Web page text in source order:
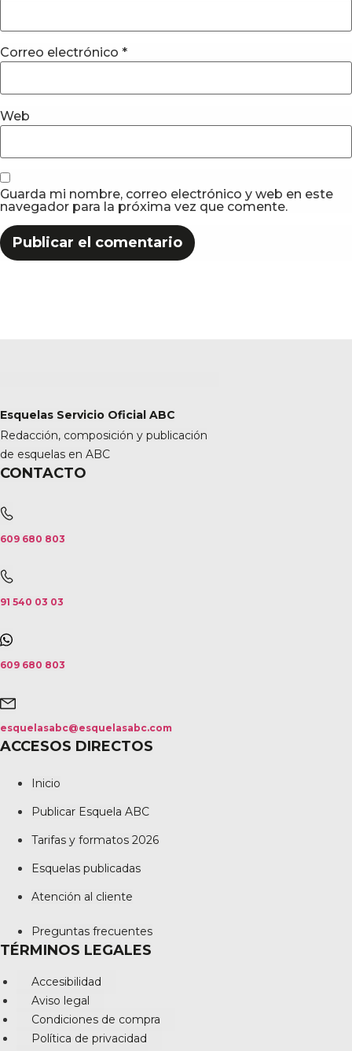
Correo electrónico *
Web
Guarda mi nombre, correo electrónico y web en este
navegador para la próxima vez que comente.
Esquelas Servicio Oficial ABC
Redacción, composición y publicación
de esquelas en ABC
CONTACTO
609 680 803
91 540 03 03
609 680 803
esquelasabc@esquelasabc.com
ACCESOS DIRECTOS
Inicio
Publicar Esquela ABC
Tarifas y formatos 2026
Esquelas publicadas
Atención al cliente
Preguntas frecuentes
TÉRMINOS LEGALES
Accesibilidad
Aviso legal
Condiciones de compra
Política de privacidad